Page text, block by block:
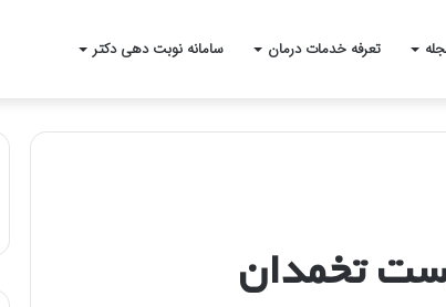
تعرفه خدمات درمان سامانه نوبت دهی دکتر
تخمدان